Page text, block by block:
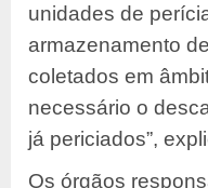
unidades de
armazenamento
coletados em
necessário o
já periciados”,
Os órgãos